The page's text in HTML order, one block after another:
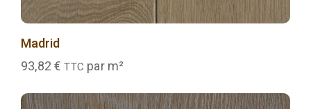
Madrid
93,82€ TTC par m²